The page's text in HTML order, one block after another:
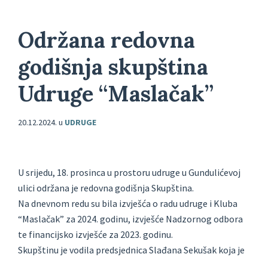
Održana redovna
godišnja skupština
Udruge “Maslačak”
20.12.2024. u UDRUGE
U srijedu, 18. prosinca u prostoru udruge u Gundulićevoj
ulici održana je redovna godišnja Skupština.
Na dnevnom redu su bila izvješća o radu udruge i Kluba
“Maslačak” za 2024. godinu, izvješće Nadzornog odbora
te financijsko izvješće za 2023. godinu.
Skupštinu je vodila predsjednica Slađana Sekušak koja je